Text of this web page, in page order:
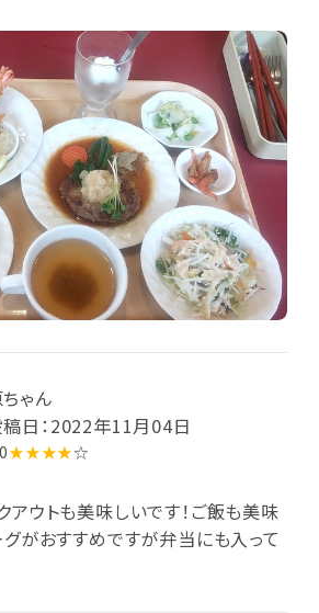
ゃん
日：2022年11月04日
★★★★☆
アウトも美味しいです！ご飯も美味
グがおすすめですが弁当にも入って